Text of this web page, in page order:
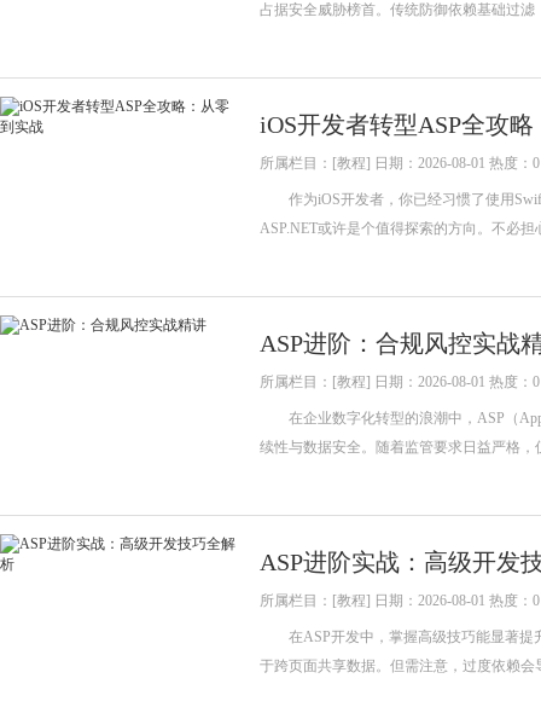
占据安全威胁榜首。传统防御依赖基础过
iOS开发者转型ASP全攻
所属栏目：[教程] 日期：2026-08-01 热度：0
作为iOS开发者，你已经习惯了使用Swift
ASP.NET或许是个值得探索的方向。不必
ASP进阶：合规风控实战
所属栏目：[教程] 日期：2026-08-01 热度：0
在企业数字化转型的浪潮中，ASP（
续性与数据安全。随着监管要求日益严格
ASP进阶实战：高级开发
所属栏目：[教程] 日期：2026-08-01 热度：0
在ASP开发中，掌握高级技巧能显著提升
于跨页面共享数据。但需注意，过度依赖